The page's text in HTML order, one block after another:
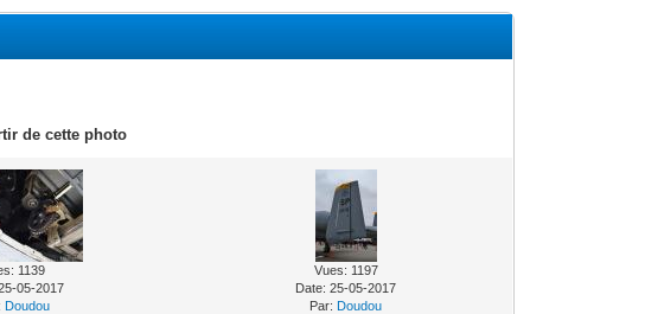
de cette photo
1139
05-2017
Doudou
Vues: 1197
Date: 25-05-2017
Par: Doudou